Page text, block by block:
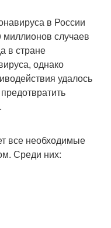
в России
миллионов случаев
в стране
однако
удалось
все необходимые
Среди них: